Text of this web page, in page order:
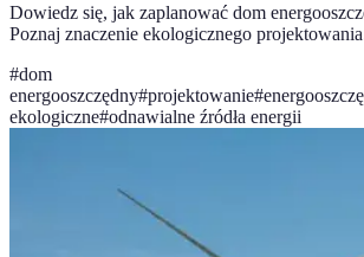
Dowiedz się, jak zaplanować dom
Poznaj znaczenie ekologicznego
#dom
energooszczędny#projektowanie#
ekologiczne#odnawialne źródła energii